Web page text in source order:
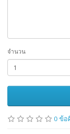
จำนวน
0 ข้อ